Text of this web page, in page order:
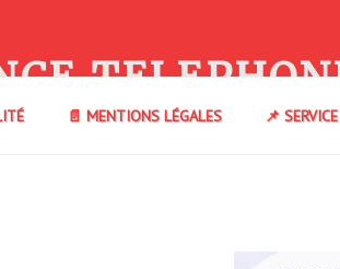
📄 MENTIONS LÉGALES 📌